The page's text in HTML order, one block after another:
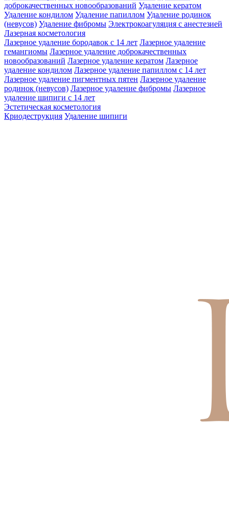
доброкачественных новообразований Удаление кератом
Удаление кондилом Удаление папиллом Удаление родинок
(невусов) Удаление фибромы Электрокоагуляция с анестезией
Лазерная косметология
Лазерное удаление бородавок с 14 лет Лазерное удаление
гемангиомы Лазерное удаление доброкачественных
новообразований Лазерное удаление кератом Лазерное
удаление кондилом Лазерное удаление папиллом с 14 лет
Лазерное удаление пигментных пятен Лазерное удаление
родинок (невусов) Лазерное удаление фибромы Лазерное
удаление шипиги с 14 лет
Эстетическая косметология
Криодеструкция Удаление шипиги